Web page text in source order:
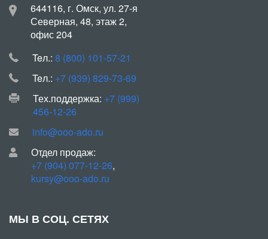
644116, г. Омск, ул. 27-я
Северная, 48, этаж 2,
офис 204
Teл.: 8 (800) 101-57-21
Teл.: +7 (939) 829-73-69
Тех.поддержка: +7 (999)
456-12-26
info@ooo-ado.ru
Отдел продаж:
+7 (904) 077-12-26,
kursy@ooo-ado.ru
МЫ В СОЦ. СЕТЯХ